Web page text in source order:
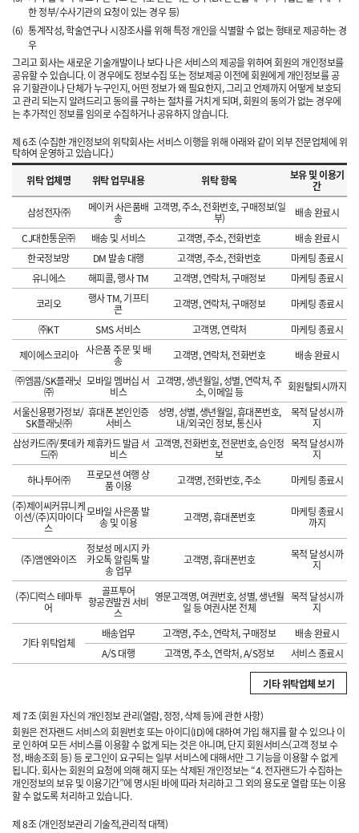
한 정부/수사기관의 요청이 있는 경우 등)
(6) 통계작성, 학술연구나 시장조사를 위해 특정 개인을 식별할 수 없는 형태로 제공하는 경
우
그리고 회사는 새로운 기술개발이나 보다 나은 서비스의 제공을 위하여 회원의 개인정보를
공유할 수 있습니다. 이 경우에도 정보수집 또는 정보제공 이전에 회원에게 개인정보를 공
유 기할관이나 단체가 누구인지, 어떤 정보가 왜 필요한지, 그리고 언제까지 어떻게 보호되
고 관리 되는지 알려드리고 동의를 구하는 절차를 거치게 되며, 회원의 동의가 없는 경우에
는 추가적인 정보를 임의로 수집하거나 공유하지 않습니다.
제 6조 (수집한 개인정보의 위탁회사는 서비스 이행을 위해 아래와 같이 외부 전문업체에 위
탁하여 운영하고 있습니다.)
위탁 업체명
위탁 업무내용 위탁 항목 보유 및 이용기
간
삼성전자㈜
메이커 사은품배
송
고객명, 주소, 전화번호, 구매정보(일
부)
배송 완료시
CJ대한통운㈜
배송 및 서비스 고객명, 주소, 전화번호
배송 완료시
한국정보망
DM 발송 대행 고객명, 주소, 전화번호
마케팅 종료시
유니에스
해피콜, 행사 TM 고객명, 연락처, 구매정보
마케팅 종료시
코리오
행사 TM, 기프티
콘 고객명, 연락처, 구매정보
마케팅 종료시
㈜KT
SMS 서비스 고객명, 연락처
마케팅 종료시
제이에스코리아 사은품 주문 및 배
송 고객명, 연락처, 전화번호
배송 완료시
㈜엠콤/SK플래닛
㈜
모바일 멤버십 서
비스
고객명, 생년월일, 성별, 연락처, 주
소, 이메일 등
회원탈퇴시까지
서울신용평가정보/
SK플래닛㈜
휴대폰 본인인증
서비스
성명, 성별, 생년월일, 휴대폰번호,
내/외국인 정보, 통신사
목적 달성시까
지
삼성카드㈜/롯데카
드㈜
제휴카드 발급 서
비스
고객명, 전화번호, 전문번호, 승인정
보
목적 달성시까
지
하나투어㈜
프로모션 여행 상
품 이용 고객명, 전화번호, 주소
마케팅 종료시
(주)제이씨커뮤니케
이션/(주)지마이다
스
모바일 사은품 발
송 및 이용 고객명, 휴대폰번호 마케팅 종료시
까지
(주)앰엔와이즈
정보성 메시지 카
카오톡 알림톡 발
송 업무
고객명, 휴대폰번호 목적 달성시까
지
(주)디럭스 테마투
어
골프투어
항공권발권 서비
스
영문고객명, 여권번호, 성별, 생년월
일 등 여권사본 전체
목적 달성시까
지
기타 위탁업체
배송업무 고객명, 주소, 연락처, 구매정보
배송 완료시
A/S 대행
고객명, 주소, 연락처, A/S정보 서비스 종료시
기타 위탁업체 보기
제 7조 (회원 자신의 개인정보 관리(열람, 정정, 삭제 등)에 관한 사항)
회원은 전자랜드 서비스의 회원번호 또는 아이디(ID)에 대하여 가입 해지를 할 수 있으나 이
로 인하여 모든 서비스를 이용할 수 없게 되는 것은 아니며, 단지 회원서비스(고객 정보 수
정, 배송조회 등) 등 로그인이 요구되는 일부 서비스에 대해서만 그 기능을 이용할 수 없게
됩니다. 회사는 회원의 요청에 의해 해지 또는 삭제된 개인정보는 “4. 전자랜드가 수집하는
개인정보의 보유 및 이용기간”에 명시된 바에 따라 처리하고 그 외의 용도로 열람 또는 이용
할 수 없도록 처리하고 있습니다.
제 8조 (개인정보관리 기술적,관리적 대책)